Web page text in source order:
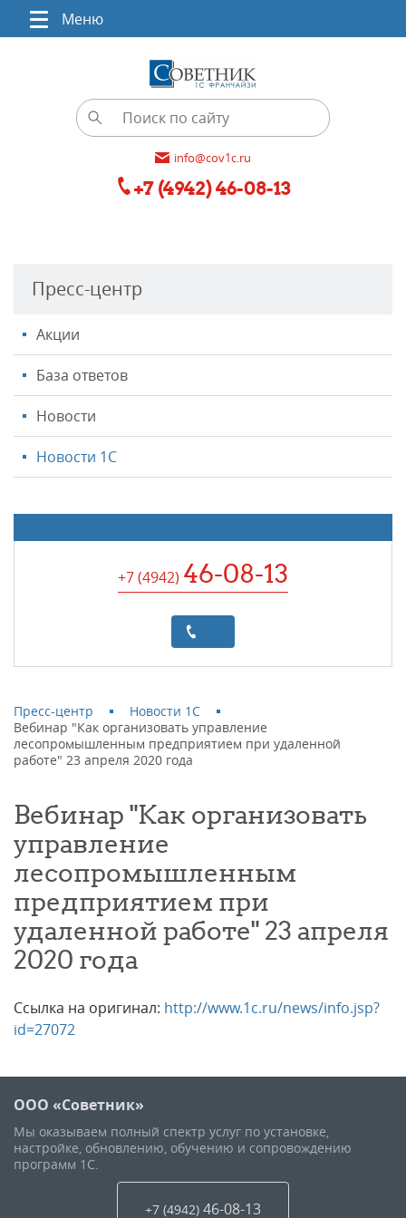
Меню
info@cov1c.ru
+7 (4942) 46-08-13
Пресс-центр
Акции
База ответов
Новости
Новости 1С
+7 (4942) 46-08-13
Пресс-центр
Новости 1С
Вебинар "Как организовать управление
лесопромышленным предприятием при удаленной
работе" 23 апреля 2020 года
Вебинар "Как организовать
управление
лесопромышленным
предприятием при
удаленной работе" 23 апреля
2020 года
Ссылка на оригинал: http://www.1c.ru/news/info.jsp?
id=27072
ООО «Советник»
Мы оказываем полный спектр услуг по установке,
настройке, обновлению, обучению и сопровождению
программ 1С.
+7 (4942) 46-08-13